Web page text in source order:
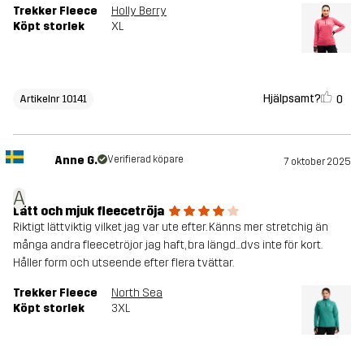
Trekker Fleece
Holly Berry
Köpt storlek
XL
Artikelnr 10141 Hjälpsamt? 0
A
Anne G. Verifierad köpare 7 oktober 2025
Lätt och mjuk fleecetröja
Riktigt lättviktig vilket jag var ute efter. Känns mer stretchig än
många andra fleecetröjor jag haft, bra längd...dvs inte för kort.
Håller form och utseende efter flera tvättar.
Trekker Fleece
North Sea
Köpt storlek
3XL